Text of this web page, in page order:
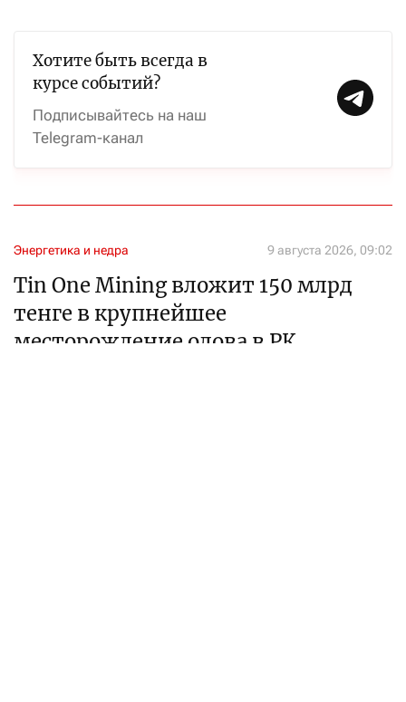
Хотите быть всегда в
курсе событий?
Подписывайтесь на наш
Telegram-канал
Энергетика и недра 9 августа 2026, 09:02
Tin One Mining вложит 150 млрд
тенге в крупнейшее
месторождение олова в РК